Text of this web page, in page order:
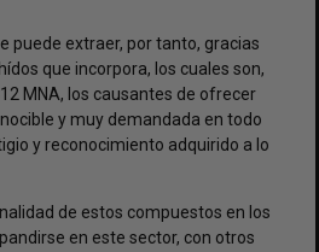
puede extraer, por tanto, gracias
que incorpora, los cuales son,
MNA, los causantes de ofrecer
y muy demandada en todo
y reconocimiento adquirido a lo
de estos compuestos en los
en este sector, con otros